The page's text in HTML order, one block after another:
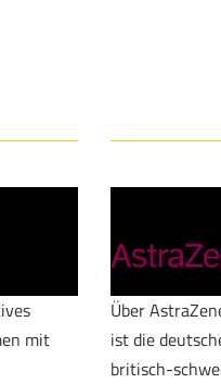
mit
Über
ist die
britisch-